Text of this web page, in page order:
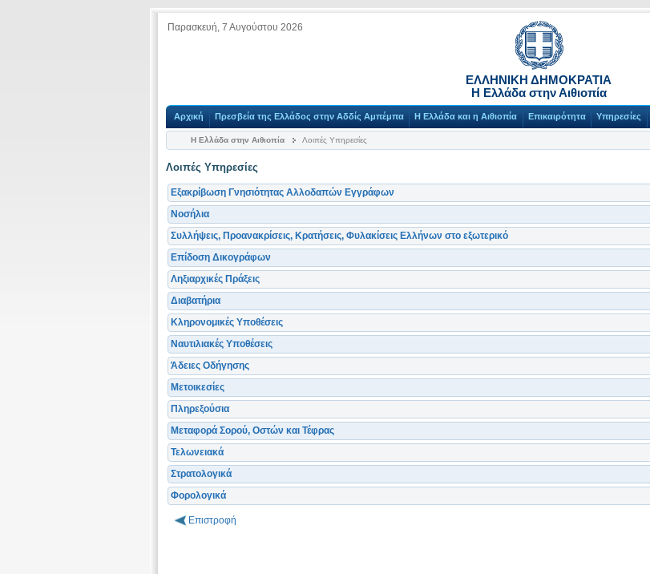
Παρασκευή, 7 Αυγούστου 2026
ΕΛΛΗΝΙΚΗ ΔΗΜΟΚΡΑΤΙΑ
Η Ελλάδα στην Αιθιοπία
Αρχική Πρεσβεία της Ελλάδος στην Αδδίς Αμπέμπα Η Ελλάδα και η Αιθιοπία Επικαιρότητα Υπηρεσίες
Η Ελλάδα στην Αιθιοπία Λοιπές Υπηρεσίες
Λοιπές Υπηρεσίες
Εξακρίβωση Γνησιότητας Αλλοδαπών Εγγράφων
Νοσήλια
Συλλήψεις, Προανακρίσεις, Κρατήσεις, Φυλακίσεις Ελλήνων στο εξωτερικό
Επίδοση Δικογράφων
Ληξιαρχικές Πράξεις
Διαβατήρια
Κληρονομικές Υποθέσεις
Ναυτιλιακές Υποθέσεις
Άδειες Οδήγησης
Μετοικεσίες
Πληρεξούσια
Μεταφορά Σορού, Οστών και Τέφρας
Τελωνειακά
Στρατολογικά
Φορολογικά
Επιστροφή